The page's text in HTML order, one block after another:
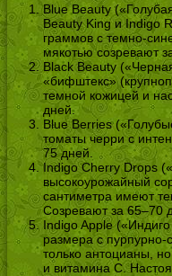
Blue Beauty
Beauty King и Indigo
граммов с темно-
мякотью созревают
Black Beauty
«бифштекс»
темной кожицей и
дней.
Blue Berries
томаты черри с
75 дней.
Indigo Cherry Drops
высокоурожайный
сантиметра имеют
Созревают за 65–70
Indigo Apple
размера с
только антоцианы,
и витамина С.